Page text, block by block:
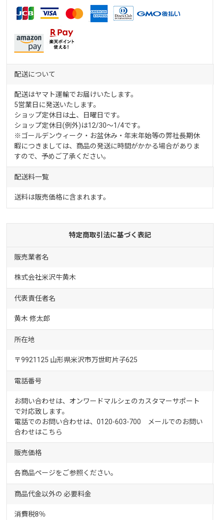
配送について
配送はヤマト運輸でお届けいたします。
5営業日に発送いたします。
ショップ定休日は土、日曜日です。
ショップ定休日(例外)は12/30～1/4です。
※ゴールデンウィーク・お盆休み・年末年始等の弊社長期休
暇につきましては、商品の発送に時間がかかる場合がありま
すので、予めご了承ください。
配送料一覧
送料は販売価格に含まれます。
特定商取引法に基づく表記
販売業者名
株式会社米沢牛黄木
代表責任者名
黄木 修太郎
所在地
〒9921125 山形県米沢市万世町片子625
電話番号
お問い合わせは、オンワードマルシェのカスタマーサポート
で対応致します。
電話でのお問い合わせは、0120-603-700 メールでのお問い
合わせはこちら
販売価格
各商品ページをご参照ください。
商品代金以外の 必要料金
消費税8％